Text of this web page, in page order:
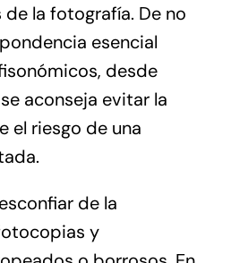
la fotografía. De no
esencial
desde
aconseja evitar la
el riesgo de una
de la
y